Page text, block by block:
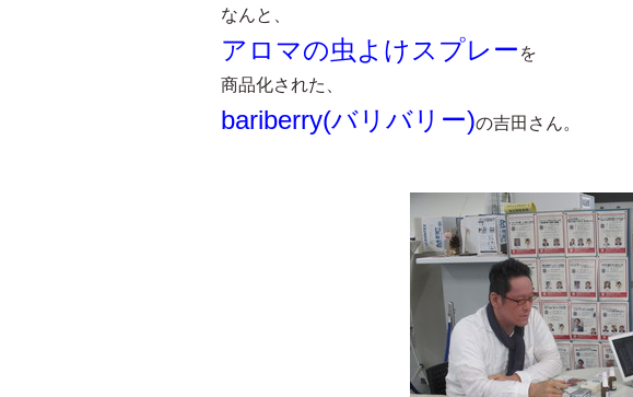
なんと、
アロマの虫よけスプレー を
商品化された、
bariberry(バリバリー)の吉田さん。